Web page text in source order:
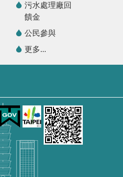
污水處理廠回
饋金
公民參與
更多...